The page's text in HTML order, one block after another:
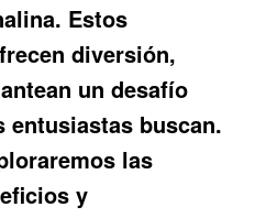
Estos
diversión,
un desafío
entusiastas buscan.
las
y